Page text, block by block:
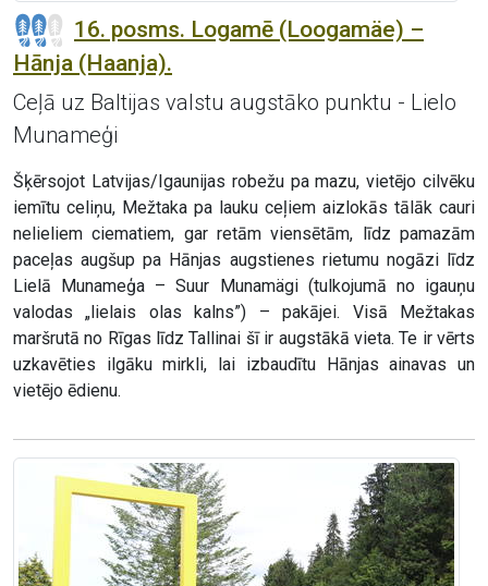
16. posms. Logamē (Loogamäe) –
Hānja (Haanja).
Ceļā uz Baltijas valstu augstāko punktu - Lielo
Munameģi
Šķērsojot Latvijas/Igaunijas robežu pa mazu, vietējo cilvēku
iemītu celiņu, Mežtaka pa lauku ceļiem aizlokās tālāk cauri
nelieliem ciematiem, gar retām viensētām, līdz pamazām
paceļas augšup pa Hānjas augstienes rietumu nogāzi līdz
Lielā Munameģa – Suur Munamägi (tulkojumā no igauņu
valodas „lielais olas kalns”) – pakājei. Visā Mežtakas
maršrutā no Rīgas līdz Tallinai šī ir augstākā vieta. Te ir vērts
uzkavēties ilgāku mirkli, lai izbaudītu Hānjas ainavas un
vietējo ēdienu.